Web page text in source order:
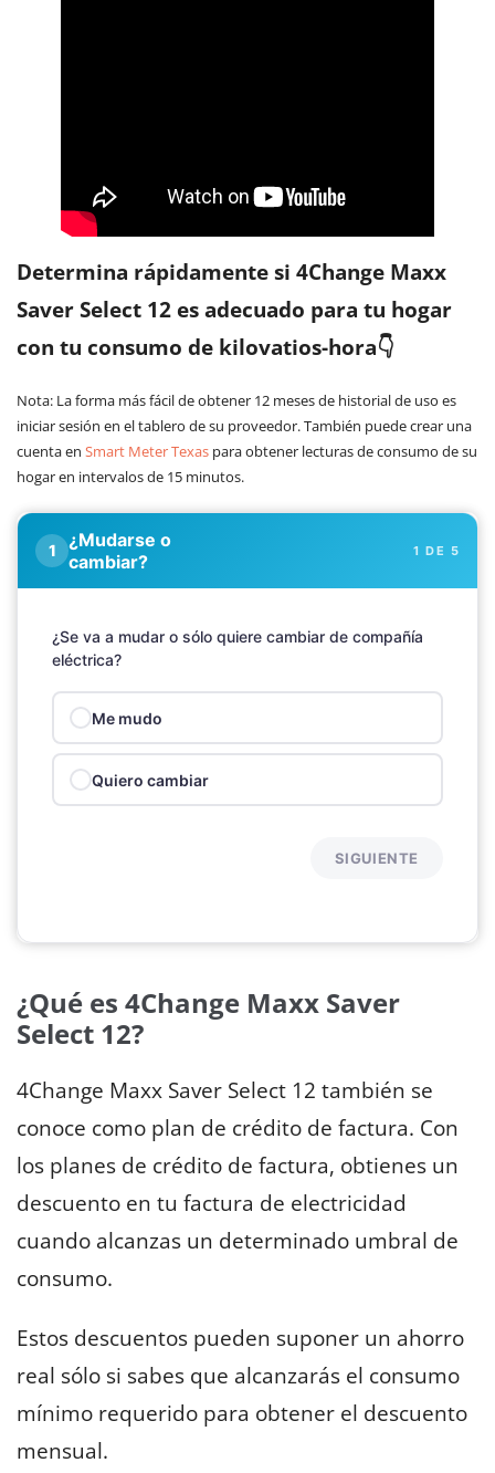
Determina rápidamente si 4Change Maxx
Saver Select 12 es adecuado para tu hogar
con tu consumo de kilovatios-hora👇
Nota: La forma más fácil de obtener 12 meses de historial de uso es
iniciar sesión en el tablero de su proveedor. También puede crear una
cuenta en Smart Meter Texas para obtener lecturas de consumo de su
hogar en intervalos de 15 minutos.
¿Mudarse o
cambiar?
1 DE 5
¿Se va a mudar o sólo quiere cambiar de compañía
eléctrica?
Me mudo
Quiero cambiar
SIGUIENTE
¿Qué es 4Change Maxx Saver
Select 12?
4Change Maxx Saver Select 12 también se
conoce como plan de crédito de factura. Con
los planes de crédito de factura, obtienes un
descuento en tu factura de electricidad
cuando alcanzas un determinado umbral de
consumo.
Estos descuentos pueden suponer un ahorro
real sólo si sabes que alcanzarás el consumo
mínimo requerido para obtener el descuento
mensual.